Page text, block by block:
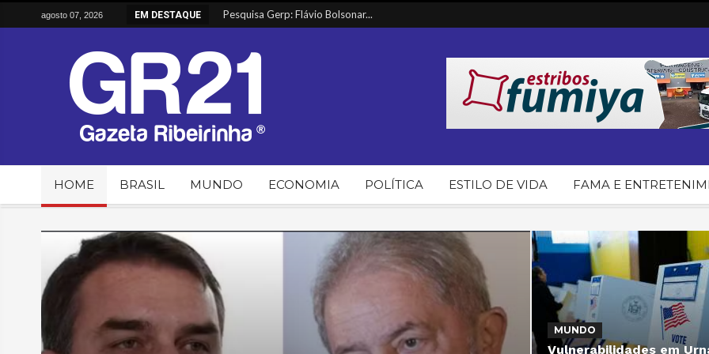
agosto 07, 2026 EM DESTAQUE
Vulnerabilidades em Urnas Elet...
Alimentos sobem e têm maior in...
Entenda o envolvimento do PT d...
HOME BRASIL MUNDO ECONOMIA POLÍTICA ESTILO DE VIDA FAMA E
MUNDO
Vulnerabilidades em
ECONOMIA
Banco Mundial reduz